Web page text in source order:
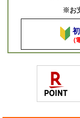
※お
(